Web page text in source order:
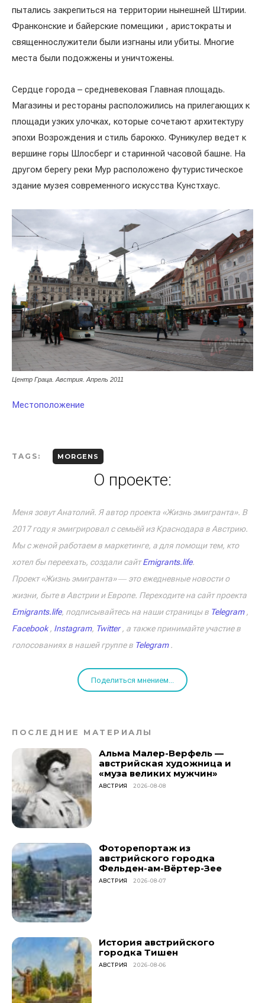
пытались закрепиться на территории нынешней Штирии.
Франконские и байерские помещики , аристократы и
священнослужители были изгнаны или убиты. Многие
места были подожжены и уничтожены.
Сердце города – средневековая Главная площадь.
Магазины и рестораны расположились на прилегающих к
площади узких улочках, которые сочетают архитектуру
эпохи Возрождения и стиль барокко. Фуникулер ведет к
вершине горы Шлосберг и старинной часовой башне. На
другом берегу реки Мур расположено футуристическое
здание музея современного искусства Кунстхаус.
Центр Граца. Австрия. Апрель 2011
Местоположение
TAGS: MORGENS
О проекте:
Меня зовут Анатолий. Я автор проекта «Жизнь эмигранта». В
2017 году я эмигрировал с семьёй из Краснодара в Австрию.
Мы с женой работаем в маркетинге, а для помощи тем, кто
хотел бы переехать, создали сайтEmigrants.life.
Проект «Жизнь эмигранта» ― это ежедневные новости о
жизни, быте в Австрии и Европе. Переходите на сайт проекта
Emigrants.life, подписывайтесь на наши страницы в Telegram,
Facebook, Instagram, Twitter, а также принимайте участие в
голосованиях в нашей группе в Telegram.
Поделиться мнением...
ПОСЛЕДНИЕ МАТЕРИАЛЫ
Альма Малер-Верфель —
австрийская художница и
«муза великих мужчин»
АВСТРИЯ 2026-08-08
Фоторепортаж из
австрийского городка
Фельден-ам-Вёртер-Зее
АВСТРИЯ 2026-08-07
История австрийского
городка Тишен
АВСТРИЯ 2026-08-06